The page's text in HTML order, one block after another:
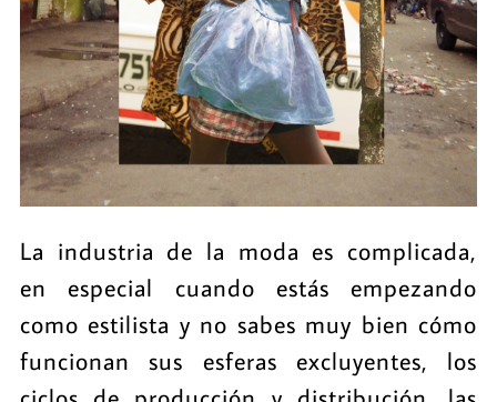
La industria de la moda es complicada,
en especial cuando estás empezando
como estilista y no sabes muy bien cómo
funcionan sus esferas excluyentes, los